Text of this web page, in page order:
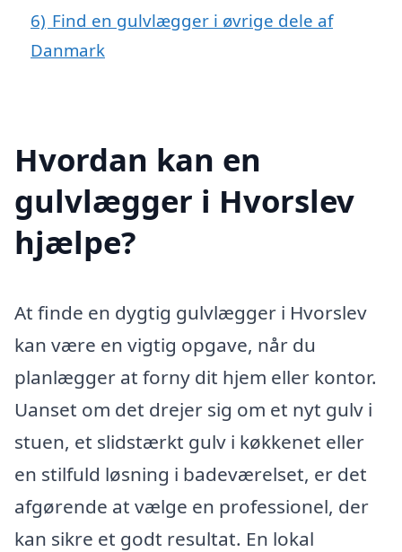
6) Find en gulvlægger i øvrige dele af
Danmark
Hvordan kan en
gulvlægger i Hvorslev
hjælpe?
At finde en dygtig gulvlægger i Hvorslev
kan være en vigtig opgave, når du
planlægger at forny dit hjem eller kontor.
Uanset om det drejer sig om et nyt gulv i
stuen, et slidstærkt gulv i køkkenet eller
en stilfuld løsning i badeværelset, er det
afgørende at vælge en professionel, der
kan sikre et godt resultat. En lokal